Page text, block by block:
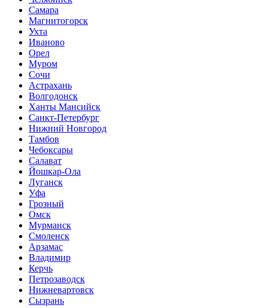
Самара
Магнитогорск
Ухта
Иваново
Орел
Муром
Сочи
Астрахань
Волгодонск
Ханты Мансийск
Санкт-Петербург
Нижний Новгород
Тамбов
Чебоксары
Салават
Йошкар-Ола
Луганск
Уфа
Грозный
Омск
Мурманск
Смоленск
Арзамас
Владимир
Керчь
Петрозаводск
Нижневартовск
Сызрань